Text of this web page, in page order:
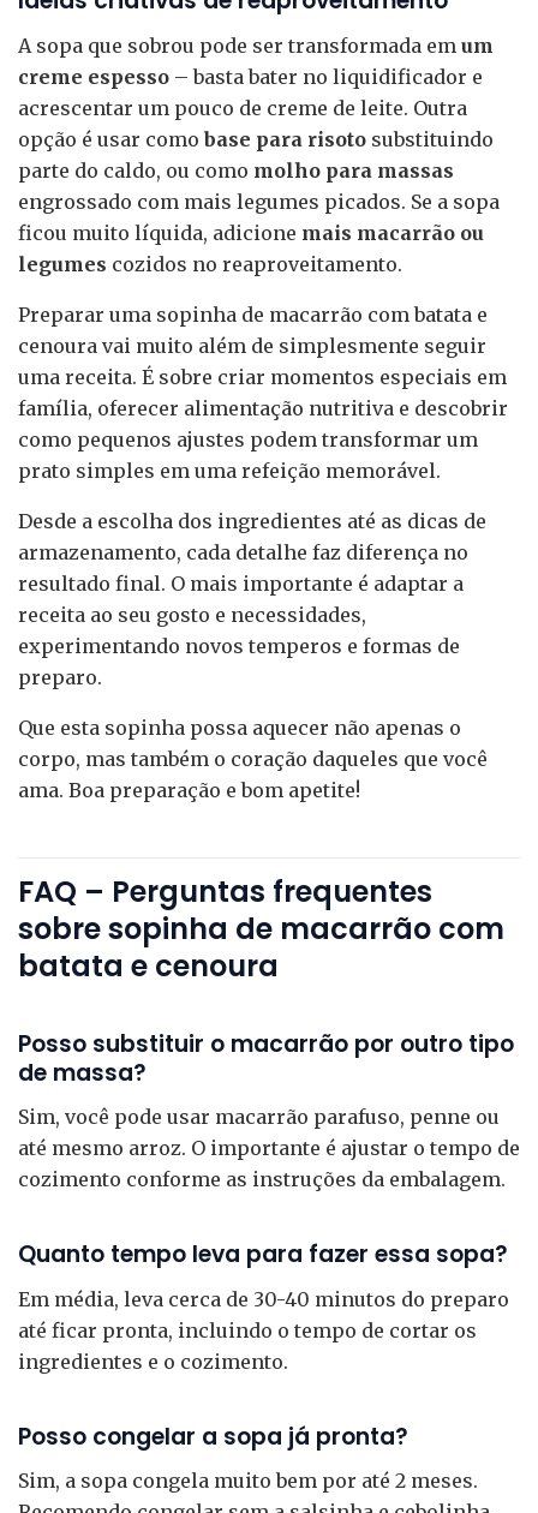
A sopa que sobrou pode ser transformada em um
creme espesso – basta bater no liquidificador e
acrescentar um pouco de creme de leite. Outra
opção é usar comobase para risoto substituindo
parte do caldo, ou como molho para massas
engrossado com mais legumes picados. Se a sopa
ficou muito líquida, adicione mais macarrão ou
legumes cozidos no reaproveitamento.
Preparar uma sopinha de macarrão com batata e
cenoura vai muito além de simplesmente seguir
uma receita. É sobre criar momentos especiais em
família, oferecer alimentação nutritiva e descobrir
como pequenos ajustes podem transformar um
prato simples em uma refeição memorável.
Desde a escolha dos ingredientes até as dicas de
armazenamento, cada detalhe faz diferença no
resultado final. O mais importante é adaptar a
receita ao seu gosto e necessidades,
experimentando novos temperos e formas de
preparo.
Que esta sopinha possa aquecer não apenas o
corpo, mas também o coração daqueles que você
ama. Boa preparação e bom apetite!
FAQ – Perguntas frequentes
sobre sopinha de macarrão com
batata e cenoura
Posso substituir o macarrão por outro tipo
de massa?
Sim, você pode usar macarrão parafuso, penne ou
até mesmo arroz. O importante é ajustar o tempo de
cozimento conforme as instruções da embalagem.
Quanto tempo leva para fazer essa sopa?
Em média, leva cerca de 30-40 minutos do preparo
até ficar pronta, incluindo o tempo de cortar os
ingredientes e o cozimento.
Posso congelar a sopa já pronta?
Sim, a sopa congela muito bem por até 2 meses.